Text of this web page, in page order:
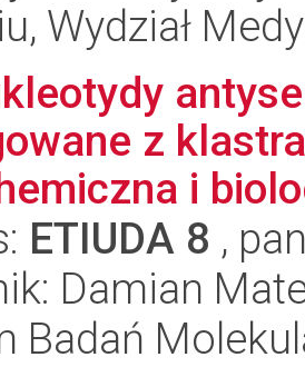
Wydział
z
i
ETIUDA 8 ,
Damian
Badań